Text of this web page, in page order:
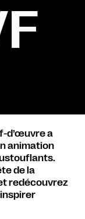
d’œuvre a
animation
de la
redécouvrez